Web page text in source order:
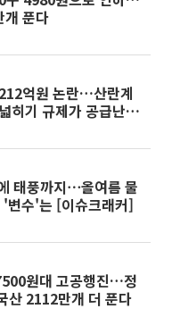
푼다
억원 논란…산란계
히기 규제가 공급난
태풍까지⋯올여름 물
'변수'는 [이슈크래커]
원대 고공행진…정
산 2112만개 더 푼다